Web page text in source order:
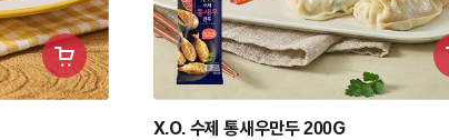
장
바
구
X.O. 수제 통새우만두 200G
장
바